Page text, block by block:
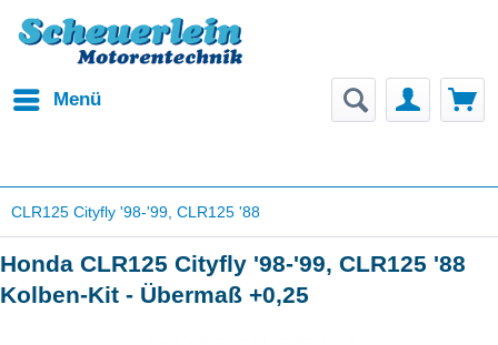
Menü
CLR125 Cityfly '98-'99, CLR125 '88
Honda CLR125 Cityfly '98-'99, CLR125 '88
Kolben-Kit - Übermaß +0,25